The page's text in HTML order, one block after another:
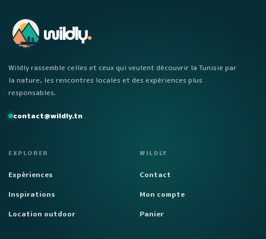
wildly.
Wildly rassemble celles et ceux qui veulent découvrir la Tunisie par
la nature, les rencontres locales et des expériences plus
responsables.
contact@wildly.tn
EXPLORER
Expériences
Inspirations
Location outdoor
WILDLY
Contact
Mon compte
Panier